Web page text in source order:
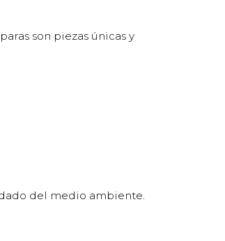
son piezas únicas y
del medio ambiente.